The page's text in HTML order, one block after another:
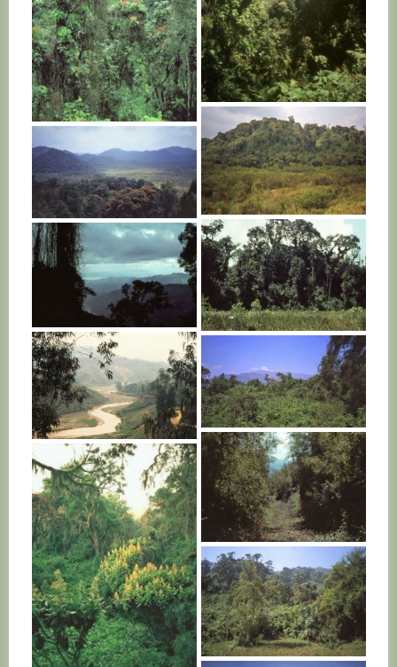
RWANDA
RWANDA
RWANDA
RWANDA
RWANDA
RWANDA
RWANDA